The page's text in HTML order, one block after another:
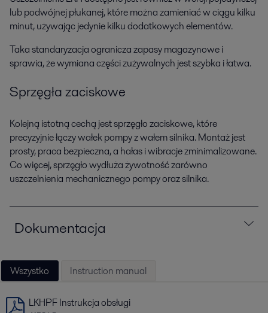
lub podwójnej płukanej, które można zamieniać w ciągu kilku
minut, używając jedynie kilku dodatkowych elementów.
Taka standaryzacja ogranicza zapasy magazynowe i
sprawia, że wymiana części zużywalnych jest szybka i łatwa.
Sprzęgła zaciskowe
Kolejną istotną cechą jest sprzęgło zaciskowe, które
precyzyjnie łączy wałek pompy z wałem silnika. Montaż jest
prosty, praca bezpieczna, a hałas i wibracje zminimalizowane.
Co więcej, sprzęgło wydłuża żywotność zarówno
uszczelnienia mechanicznego pompy oraz silnika.
Dokumentacja
Wszystko Instruction manual
LKHPF Instrukcja obsługi